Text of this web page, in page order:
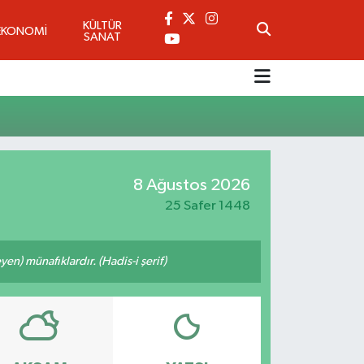
KÜLTÜR
SANAT
8 Ağustos 2026
25 Safer 1448
münafıklardır. (Hadis-i şerif)